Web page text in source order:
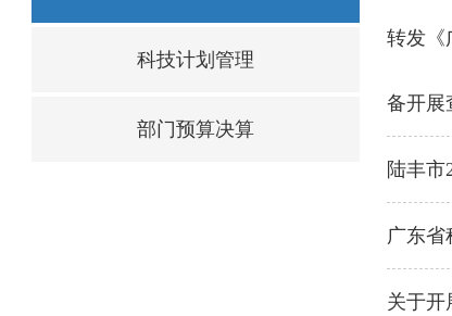
科技计划管理
部门预算决算
转发《
备开展
陆丰市
广东省
关于开